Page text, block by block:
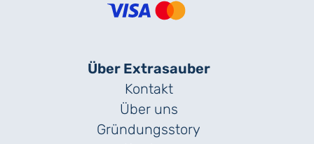
Über Extrasauber
Kontakt
Über uns
Gründungs­story